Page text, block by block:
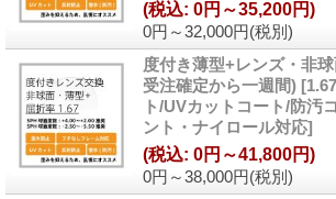
0円～32,000円(税別)
(税込: 0円～35,200円)
度付き薄型+レンズ・非球
受注確定から一週間) [
ト/UVカットコート/防汚
ント・ナイロール対応]
0円～38,000円(税別)
(税込: 0円～41,800円)